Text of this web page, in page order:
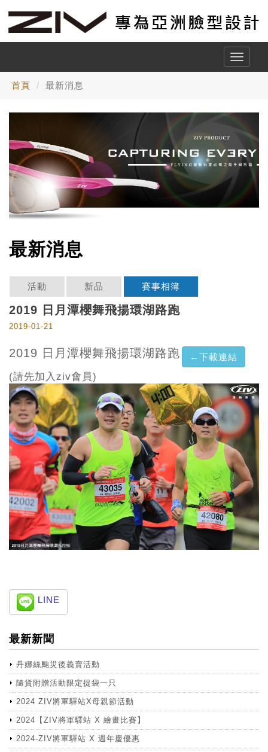
Toggle
首頁 最新消息
最新消息
活動 新品 賽事相簿
2019 日月潭櫻舞飛揚環湖路跑
2019-01-21
2019 日月潭櫻舞飛揚環湖路跑 ←下載連結
(請先加入ziv會員)
LINE
最新新聞
丹娜絲颱災後義賣活動
隨貨附贈活動限定提袋一只
2024 ZIV將軍驛站X母親節活動
2024【ZIV將軍驛站 X 繪畫比賽】
2024-ZIV將軍驛站 X 週年慶優惠